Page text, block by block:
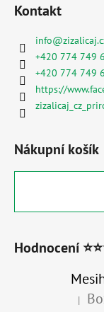
Kontakt
info@
+420 774 749
+420 774 749
https://
Nákupní košík
Hodnocení
|